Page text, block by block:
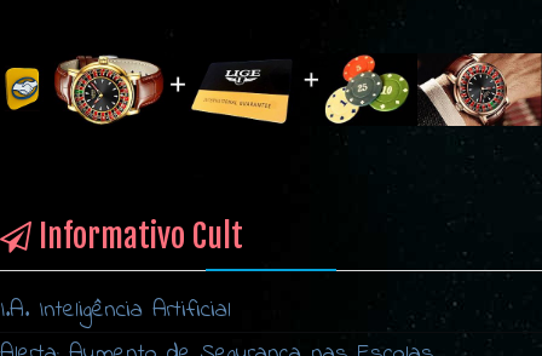
Informativo Cult
I.A. Inteligência Artificial